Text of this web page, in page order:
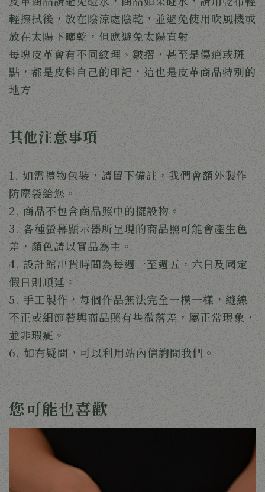
輕擦拭後，放在陰涼處陰乾，並避免使用吹風機或
放在太陽下曬乾，但應避免太陽直射
每塊皮革會有不同紋理、皺摺，甚至是傷疤或斑
點，都是皮料自己的印記，這也是皮革商品特別的
地方
其他注意事項
1. 如需禮物包裝， 請留下備註，我們會額外製作
防塵袋給您。
2. 商品不包含商品照中的擺設物。
3. 各種螢幕顯示器所呈現的商品照可能會產生色
差，顏色請以實品為主。
4. 設計館出貨時間為每週一至週五，六日及國定
假日則順延。
5. 手工製作，每個作品無法完全一模一樣，縫線
不正或細節若與商品照有些微落差，屬正常現象，
並非瑕疵。
6. 如有疑問，可以利用站內信詢問我們。
您可能也喜歡